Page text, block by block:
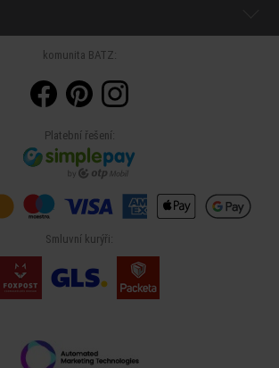
komunita BATZ:
Platební řešení:
Smluvní kurýři: